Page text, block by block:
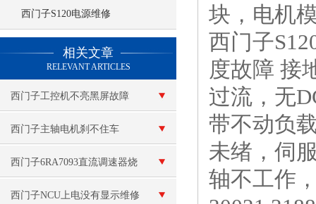
西门子S120电源维修
相关文章
RELEVANT ARTICLES
西门子工控机不亮黑屏故障
西门子主轴电机刹不住车
西门子6RA7093直流调速器烧
保险维修
西门子NCU上电没有显示维修
块，电机
西门子
度故障 接
过流，无
带不动负
未绪，伺
轴不工作